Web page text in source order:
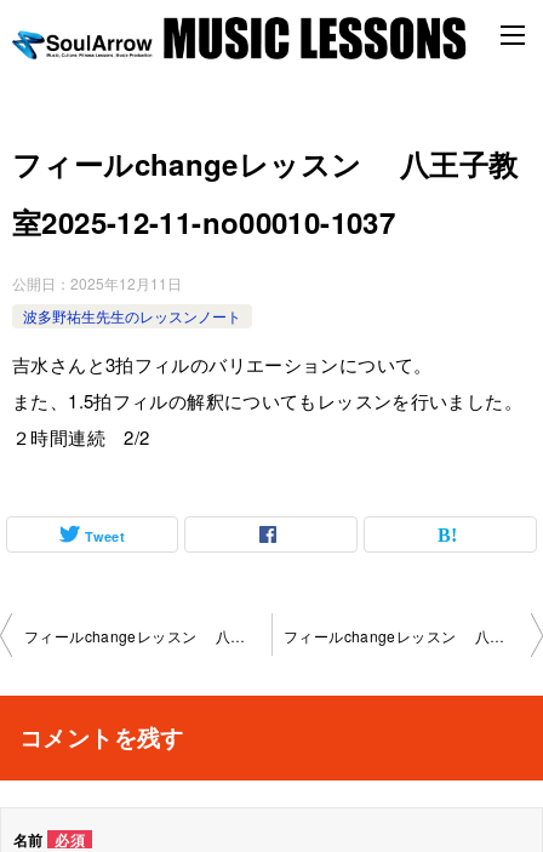
フィールchangeレッスン 八王子教
室2025-12-11-no00010-1037
公開日： 2025年12月11日
波多野祐生先生のレッスンノート
吉水さんと3拍フィルのバリエーションについて。
また、1.5拍フィルの解釈についてもレッスンを行いました。
２時間連続 2/2
Tweet
投
ビ
フィールchangeレッスン 八王子教室2025-12-11-no00010-1037 フィールchangeレッスン 八王子教室2026-1-08-no00010-1037
コメントを残す
名前 必須